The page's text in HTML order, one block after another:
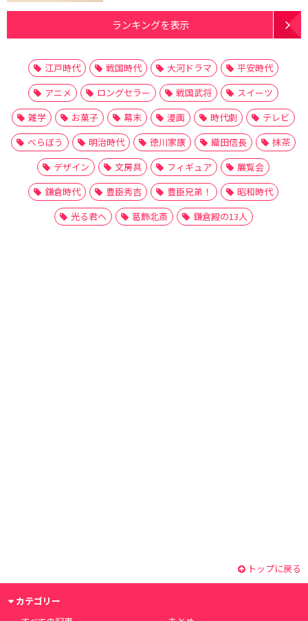
ランキングを表示
江戸時代 戦国時代 大河ドラマ
平安時代
アニメ
ロングセラー 戦国武将
スイーツ
雑学
お菓子 幕末 漫画 時代劇
テレビ
べらぼう
明治時代 徳川家康 織田信長
抹茶
デザイン
文房具 フィギュア
展覧会
鎌倉時代
豊臣秀吉 豊臣兄弟！
昭和時代
光る君へ
葛飾北斎 鎌倉殿の13人
トップに戻る
カテゴリー